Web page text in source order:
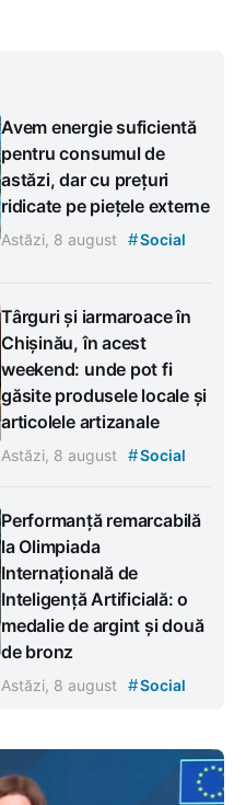
Avem energie suficientă
pentru consumul de
astăzi, dar cu prețuri
ridicate pe piețele externe
Astăzi, 8 august #Social
Târguri și iarmaroace în
Chișinău, în acest
weekend: unde pot fi
găsite produsele locale și
articolele artizanale
Astăzi, 8 august #Social
Performanță remarcabilă
la Olimpiada
Internațională de
Inteligență Artificială: o
medalie de argint și două
de bronz
Astăzi, 8 august #Social